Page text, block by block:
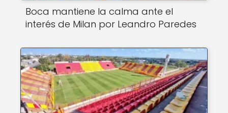
Boca mantiene la calma ante el
interés de Milan por Leandro Paredes